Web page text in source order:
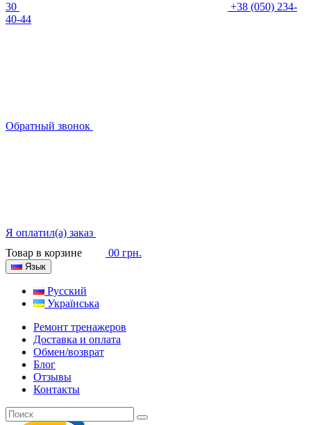
30
+38 (050) 234-
40-44
Обратный звонок
Я оплатил(а) заказ
Товар в корзине
00 грн.
Язык
Русский
Українська
Ремонт тренажеров
Доставка и оплата
Обмен/возврат
Блог
Отзывы
Контакты